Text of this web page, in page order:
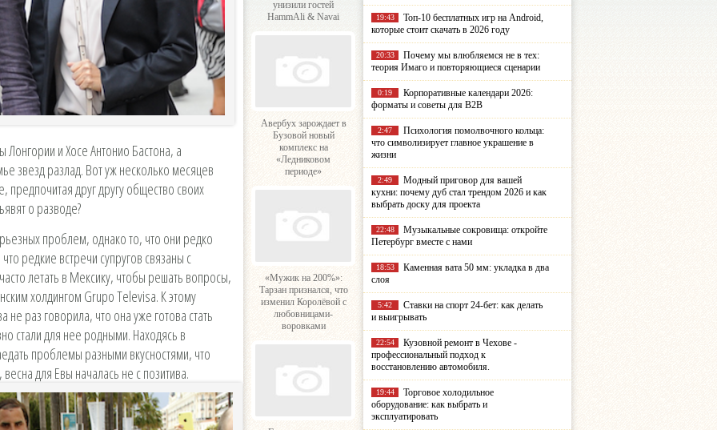
и Хосе Антонио Бастона, а
звезд разлад. Вот уж несколько месяцев
предпочитая друг другу общество своих
о разводе?
проблем, однако то, что они редко
редкие встречи супругов связаны с
летать в Мексику, чтобы решать вопросы,
холдингом Grupo Televisa. К этому
не раз говорила, что она уже готова стать
стали для нее родными. Находясь в
проблемы разными вкусностями, что
для Евы началась не с позитива.
унизили гостей
HammAli & Navai
Авербух зарождает в
Бузовой новый
комплекс на
«Ледниковом
периоде»
«Мужик на 200%»:
Тарзан признался, что
изменил Королёвой с
любовницами-
воровками
19:43
Топ-10 бесплатных игр на Android,
которые стоит скачать в 2026 году
20:33
Почему мы влюбляемся не в тех:
теория Имаго и повторяющиеся сценарии
0:19
Корпоративные календари 2026:
форматы и советы для B2B
2:47
Психология помолвочного кольца:
что символизирует главное украшение в
жизни
2:49
Модный приговор для вашей
кухни: почему дуб стал трендом 2026 и как
выбрать доску для проекта
22:48
Музыкальные сокровища: откройте
Петербург вместе с нами
18:53
Каменная вата 50 мм: укладка в два
слоя
5:42
Ставки на спорт 24-бет: как делать
и выигрывать
22:54
Кузовной ремонт в Чехове -
профессиональный подход к
восстановлению автомобиля.
19:44
Торговое холодильное
оборудование: как выбрать и
эксплуатировать